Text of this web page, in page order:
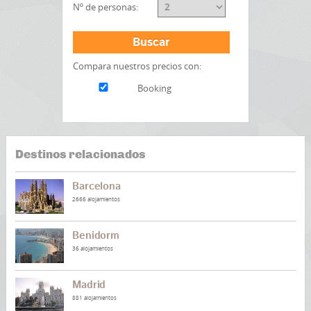
Nº de personas:
Buscar
Compara nuestros precios con:
Booking
Destinos relacionados
Barcelona
2666 alojamientos
Benidorm
36 alojamientos
Madrid
881 alojamientos